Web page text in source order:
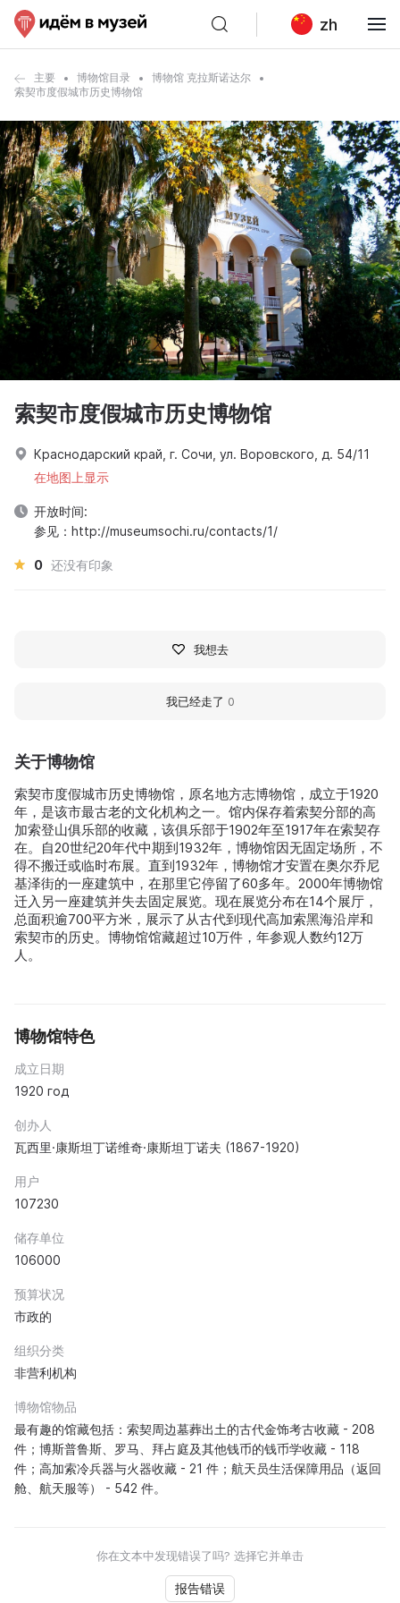
zh
主要 博物馆目录
博物馆 克拉斯诺达尔
索契市度假城市历史博物馆
关于博物馆
索契市度假城市历史博物馆，原名地方志博物馆，成立于1920
年，是该市最古老的文化机构之一。馆内保存着索契分部的高
加索登山俱乐部的收藏，该俱乐部于1902年至1917年在索契存
在。自20世纪20年代中期到1932年，博物馆因无固定场所，不
得不搬迁或临时布展。直到1932年，博物馆才安置在奥尔乔尼
基泽街的一座建筑中，在那里它停留了60多年。2000年博物馆
迁入另一座建筑并失去固定展览。现在展览分布在14个展厅，
总面积逾700平方米，展示了从古代到现代高加索黑海沿岸和
索契市的历史。博物馆馆藏超过10万件，年参观人数约12万
人。
博物馆特色
成立日期
1920 год
创办人
瓦西里·康斯坦丁诺维奇·康斯坦丁诺夫 (1867-1920)
用户
107230
储存单位
106000
预算状况
市政的
组织分类
非营利机构
博物馆物品
最有趣的馆藏包括：索契周边墓葬出土的古代金饰考古收藏 - 208
件；博斯普鲁斯、罗马、拜占庭及其他钱币的钱币学收藏 - 118
件；高加索冷兵器与火器收藏 - 21 件；航天员生活保障用品（返回
舱、航天服等） - 542 件。
你在文本中发现错误了吗? 选择它并单击
报告错误
索契市度假城市历史博物馆
Краснодарский край, г. Сочи, ул. Воровского, д. 54/11
在地图上显示
开放时间:
参见：http://museumsochi.ru/contacts/1/
0 还没有印象
我想去
我已经走了 0